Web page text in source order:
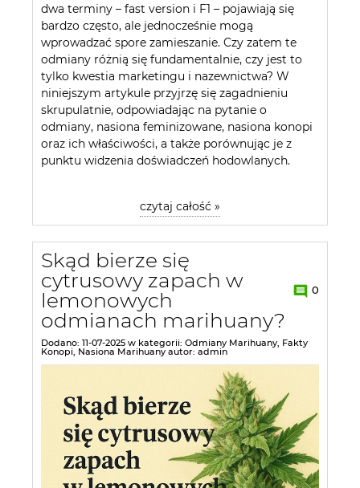
dwa terminy – fast version i F1 – pojawiają się
bardzo często, ale jednocześnie mogą
wprowadzać spore zamieszanie. Czy zatem te
odmiany różnią się fundamentalnie, czy jest to
tylko kwestia marketingu i nazewnictwa? W
niniejszym artykule przyjrzę się zagadnieniu
skrupulatnie, odpowiadając na pytanie o
odmiany, nasiona feminizowane, nasiona konopi
oraz ich właściwości, a także porównując je z
punktu widzenia doświadczeń hodowlanych.
czytaj całość »
Skąd bierze się
cytrusowy zapach w
lemonowych
odmianach marihuany?
0
Dodano: 11-07-2025 w kategorii: Odmiany Marihuany, Fakty
Konopi, Nasiona Marihuany autor: admin